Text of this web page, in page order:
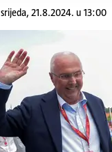
srijeda, 21.8.2024. u 13:00